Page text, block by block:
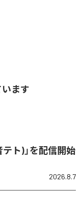
ます
ト)」を配信開始
2026.8.7